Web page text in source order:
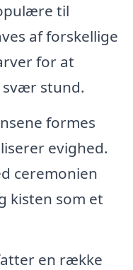
til
af forskellige
for at
svær stund.
formes
evighed.
ceremonien
kisten som et
en række